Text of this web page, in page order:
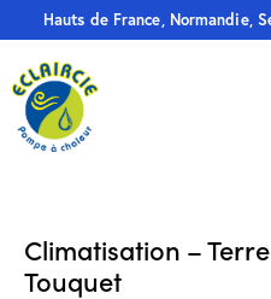
Hauts de France, Normandie,
Climatisation –
Touquet